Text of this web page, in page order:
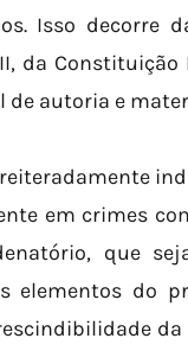
Isso decorre
da
de autoria e
em crimes
que
elementos do